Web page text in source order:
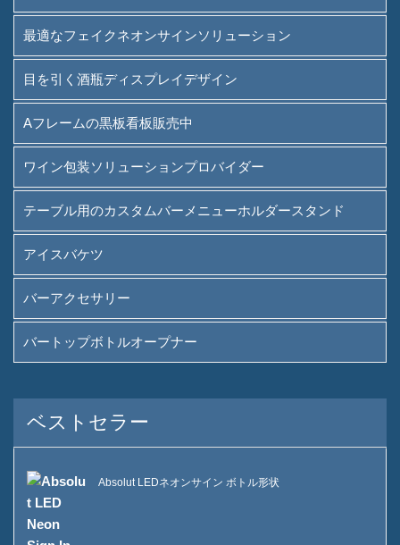
最適なフェイクネオンサインソリューション
目を引く酒瓶ディスプレイデザイン
Aフレームの黒板看板販売中
ワイン包装ソリューションプロバイダー
テーブル用のカスタムバーメニューホルダースタンド
アイスバケツ
バーアクセサリー
バートップボトルオープナー
ベストセラー
Absolut LEDネオンサイン ボトル形状